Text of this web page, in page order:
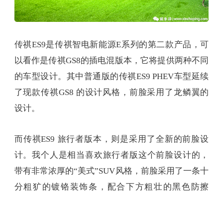
传祺ES9是传祺智电新能源E系列的第二款产品，可
以看作是传祺GS8的插电混版本，它将提供两种不同
的车型设计。其中普通版的传祺ES9 PHEV车型延续
了现款传祺GS8 的设计风格，前脸采用了龙鳞翼的
设计。
而传祺ES9 旅行者版本，则是采用了全新的前脸设
计。我个人是相当喜欢旅行者版这个前脸设计的，
带有非常浓厚的“美式”SUV风格，前脸采用了一条十
分粗犷的镀铬装饰条，配合下方粗壮的黑色防擦